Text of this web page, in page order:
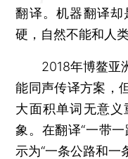
翻译。机器翻译
硬，自然不能和人类
2018年博鳌亚
能同声传译方案，
大面积单词无意
象。在翻译“一带
示为“一条公路和一